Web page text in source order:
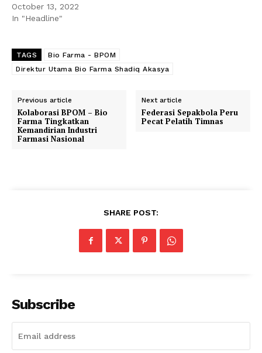
October 13, 2022
In "Headline"
TAGS
Bio Farma - BPOM
Direktur Utama Bio Farma Shadiq Akasya
Previous article
Kolaborasi BPOM – Bio
Farma Tingkatkan
Kemandirian Industri
Farmasi Nasional
Next article
Federasi Sepakbola Peru
Pecat Pelatih Timnas
SHARE POST:
Subscribe